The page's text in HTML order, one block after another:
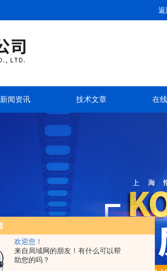
欢迎您！
来自局域网的朋友！有什么可以帮
助您的吗？
返
新闻资讯 技术文章 在